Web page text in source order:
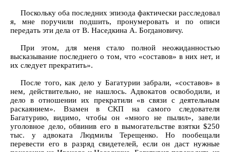
Поскольку оба последних эпизода фактически расследовал
я, мне поручили подшить, пронумеровать и по описи
передать эти дела от В. Наседкина А. Богдановичу.
При этом, для меня стало полной неожиданностью
высказывание последнего о том, что «составов» в них нет, и
их следует прекратить».
После того, как дело у Багатурии забрали, «составов» в
нем, действительно, не нашлось. Адвокатов освободили, и
дело в отношении их прекратили «в связи с деятельным
раскаянием». Взамен в СКП на самого следователя
Багатурию, видимо, чтобы он «много не пылил», завели
уголовное дело, обвинив его в вымогательстве взятки $250
тыс. у адвоката Людмилы Терещенко. Но пообещали
перевести его в разряд свидетелей, если он даст нужные